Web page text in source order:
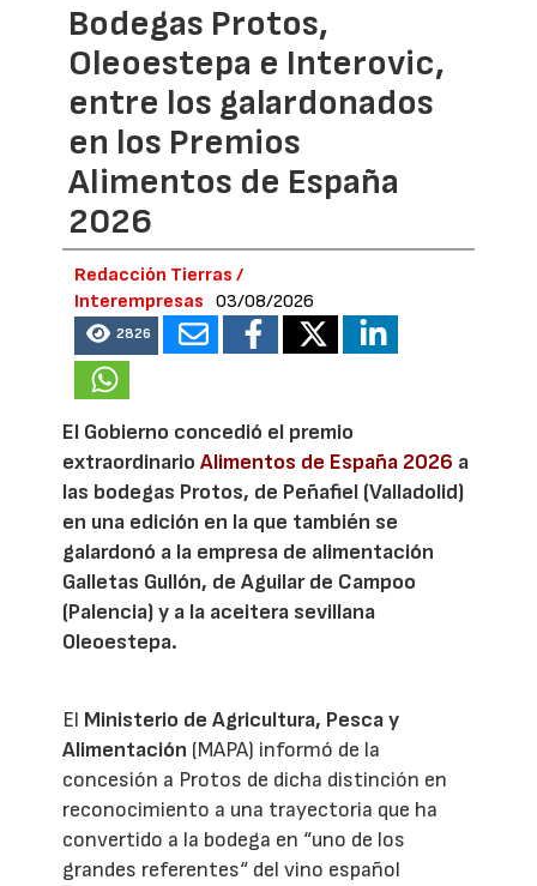
Bodegas Protos,
Oleoestepa e Interovic,
entre los galardonados
en los Premios
Alimentos de España
2026
Redacción Tierras /
Interempresas
03/08/2026
2826
El Gobierno concedió el premio
extraordinarioAlimentos de España 2026 a
las bodegas Protos, de Peñafiel (Valladolid)
en una edición en la que también se
galardonó a la empresa de alimentación
Galletas Gullón, de Aguilar de Campoo
(Palencia) y a la aceitera sevillana
Oleoestepa.
El Ministerio de Agricultura, Pesca y
Alimentación (MAPA) informó de la
concesión a Protos de dicha distinción en
reconocimiento a una trayectoria que ha
convertido a la bodega en “uno de los
grandes referentes“ del vino español